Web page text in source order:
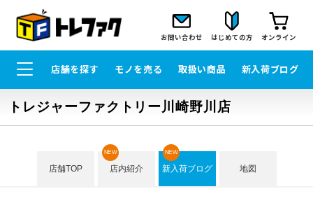
お問い合わせ はじめての方 オンライン
店舗を探す モノを売る 取扱い商品 新入荷ブログ
トレジャーファクトリー川崎野川店
店舗TOP 店内紹介
NEW
新入荷ブログ
NEW
地図